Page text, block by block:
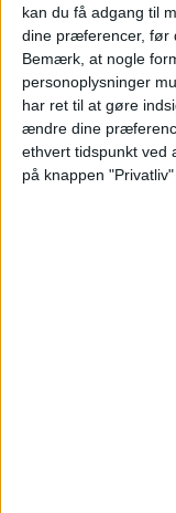
kan du få adgang til
dine præferencer, før
Bemærk, at nogle
personoplysninger
har ret til at gøre
ændre dine
ethvert tidspunkt ved
på knappen